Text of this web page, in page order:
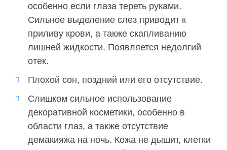
особенно если глаза тереть руками.
Сильное выделение слез приводит к
приливу крови, а также скапливанию
лишней жидкости. Появляется недолгий
отек.
Плохой сон, поздний или его отсутствие.
Слишком сильное использование
декоративной косметики, особенно в
области глаз, а также отсутствие
демакияжа на ночь. Кожа не дышит, клетки